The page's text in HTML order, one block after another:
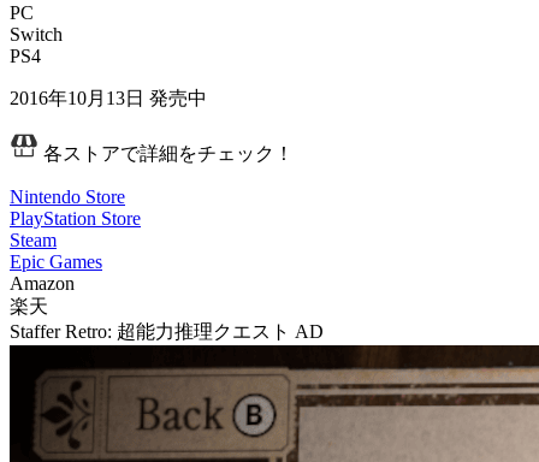
PC
Switch
PS4
2016年10月13日 発売中
各ストアで詳細をチェック！
Nintendo Store
PlayStation Store
Steam
Epic Games
Amazon
楽天
Staffer Retro: 超能力推理クエスト AD